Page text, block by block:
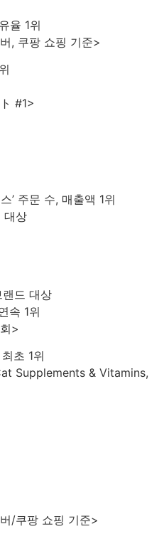
율 1위
, 쿠팡 쇼핑 기준>
#1>
’ 주문 수, 매출액 1위
대상
드 대상
속 1위
>
초 1위
Supplements & Vitamins,
/쿠팡 쇼핑 기준>